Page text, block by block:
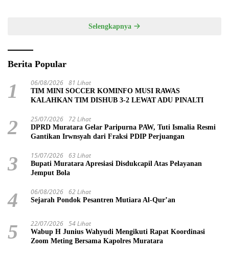
Selengkapnya
Berita Popular
1 06/08/2026 81 Lihat
TIM MINI SOCCER KOMINFO MUSI RAWAS
KALAHKAN TIM DISHUB 3-2 LEWAT ADU PINALTI
2 25/07/2026 72 Lihat
DPRD Muratara Gelar Paripurna PAW, Tuti Ismalia Resmi
Gantikan Irwnsyah dari Fraksi PDIP Perjuangan
3 15/07/2026 63 Lihat
Bupati Muratara Apresiasi Disdukcapil Atas Pelayanan
Jemput Bola
4 06/08/2026 62 Lihat
Sejarah Pondok Pesantren Mutiara Al-Qur’an
5 22/07/2026 54 Lihat
Wabup H Junius Wahyudi Mengikuti Rapat Koordinasi
Zoom Meting Bersama Kapolres Muratara